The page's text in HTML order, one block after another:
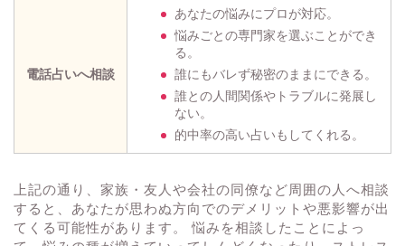
電話占いへ相談
あなたの悩みにプロが対応。
悩みごとの専門家を選ぶことができ
る。
誰にもバレず秘密のままにできる。
誰との人間関係やトラブルに発展し
ない。
的中率の高い占いもしてくれる。
上記の通り、家族・友人や会社の同僚など周囲の人へ相談
すると、あなたが思わぬ方向でのデメリットや悪影響が出
てくる可能性があります。 悩みを相談したことによっ